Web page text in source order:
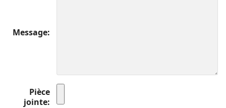
Message
Pièce
jointe